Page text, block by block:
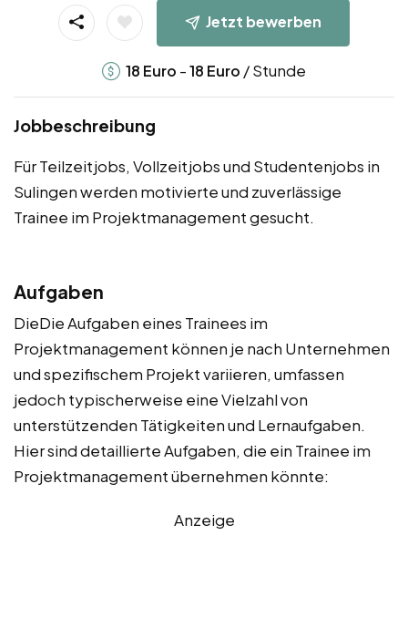
Jetzt bewerben
18 Euro -18 Euro / Stunde
Jobbeschreibung
Für Teilzeitjobs, Vollzeitjobs und Studentenjobs in
Sulingen werden motivierte und zuverlässige
Trainee im Projektmanagement gesucht.
Aufgaben
DieDie Aufgaben eines Trainees im
Projektmanagement können je nach Unternehmen
und spezifischem Projekt variieren, umfassen
jedoch typischerweise eine Vielzahl von
unterstützenden Tätigkeiten und Lernaufgaben.
Hier sind detaillierte Aufgaben, die ein Trainee im
Projektmanagement übernehmen könnte:
Anzeige